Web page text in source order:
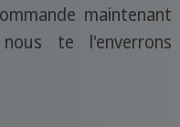
maintenant
te l'enverrons